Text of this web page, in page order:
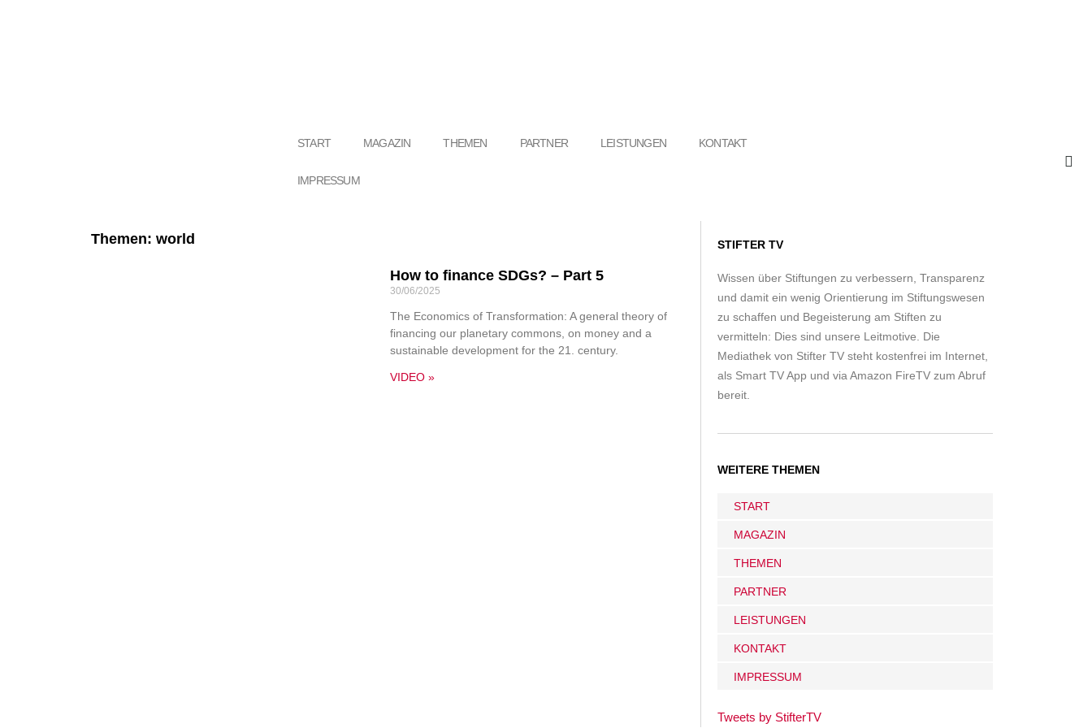
START MAGAZIN THEMEN PARTNER LEISTUNGEN KONTAKT
IMPRESSUM
Themen: world
How to finance SDGs? – Part 5
30/06/2025
The Economics of Transformation: A general theory of
financing our planetary commons, on money and a
sustainable development for the 21. century.
VIDEO »
STIFTER TV
Wissen über Stiftungen zu verbessern, Transparenz
und damit ein wenig Orientierung im Stiftungswesen
zu schaffen und Begeisterung am Stiften zu
vermitteln: Dies sind unsere Leitmotive. Die
Mediathek von Stifter TV steht kostenfrei im Internet,
als Smart TV App und via Amazon FireTV zum Abruf
bereit.
WEITERE THEMEN
START
MAGAZIN
THEMEN
PARTNER
LEISTUNGEN
KONTAKT
IMPRESSUM
Tweets by StifterTV